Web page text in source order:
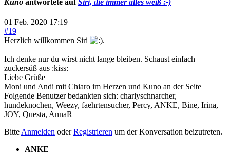
Kuno antwortete aufSiri, die immer alles weiß :-)
01 Feb. 2020 17:19
#19
Herzlich willkommen Siri
.
Ich denke nur du wirst nicht lange bleiben. Schaust einfach
zuckersüß aus :kiss:
Liebe Grüße
Moni und Andi mit Chiaro im Herzen und Kuno an der Seite
Folgende Benutzer bedankten sich: charlyschnarcher,
hundeknochen, Weezy, faehrtensucher, Percy, ANKE, Bine, Irina,
JOY, Questa, AnnaR
BitteAnmelden oderRegistrieren um der Konversation beizutreten.
ANKE